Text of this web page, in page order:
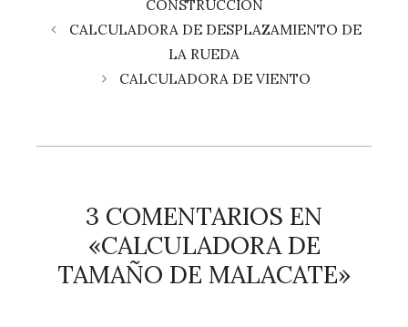
CONSTRUCCIÓN
CALCULADORA DE DESPLAZAMIENTO DE
LA RUEDA
CALCULADORA DE VIENTO
3 COMENTARIOS EN
«CALCULADORA DE
TAMAÑO DE MALACATE»